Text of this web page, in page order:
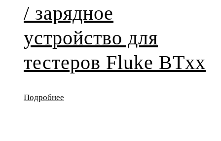
/ зарядное
устройство для
тестеров Fluke BTxx
Подробнее